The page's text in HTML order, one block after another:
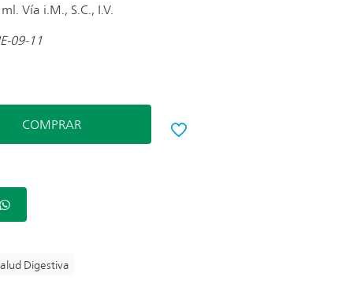
Vía i.M., S.C., I.V.
09-11
COMPRAR
Digestiva